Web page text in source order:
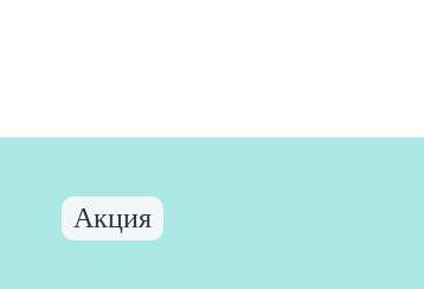
Акция